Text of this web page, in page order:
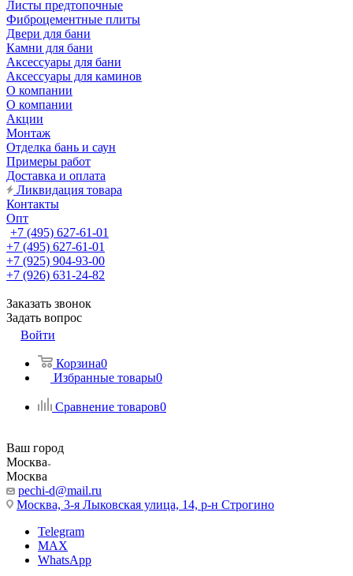
Листы предтопочные
Фиброцементные плиты
Двери для бани
Камни для бани
Аксессуары для бани
Аксессуары для каминов
О компании
О компании
Акции
Монтаж
Отделка бань и саун
Примеры работ
Доставка и оплата
Ликвидация товара
Контакты
Опт
+7 (495) 627-61-01
+7 (495) 627-61-01
+7 (925) 904-93-00
+7 (926) 631-24-82
Заказать звонок
Задать вопрос
Войти
Корзина0
Избранные товары0
Сравнение товаров0
Ваш город
Москва
Москва
pechi-d@mail.ru
Москва, 3-я Лыковская улица, 14, р-н Строгино
Telegram
MAX
WhatsApp